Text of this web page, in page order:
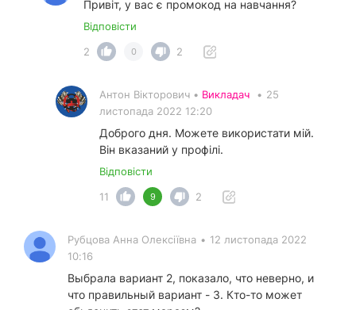
Привіт, у вас є промокод на навчання?
Відповісти
2
0 2
Антон Вікторович • Викладач • 25
листопада 2022 12:20
Доброго дня. Можете використати мій.
Він вказаний у профілі.
Відповісти
11
9 2
Рубцова Анна Олексіївна • 12 листопада 2022
10:16
Выбрала вариант 2, показало, что неверно, и
что правильный вариант - 3. Кто-то может